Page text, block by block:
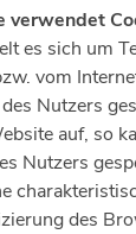
116 117
verwendet
es sich um
vom
Nutzers
auf, so
Nutzers
des